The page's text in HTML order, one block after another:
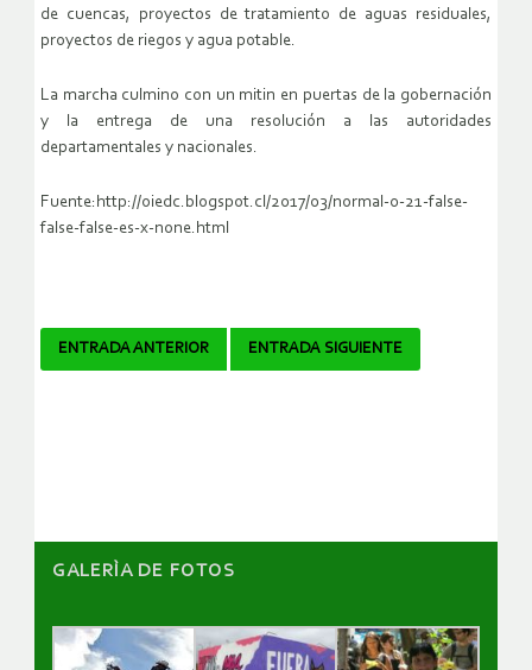
de cuencas, proyectos de tratamiento de aguas residuales,
proyectos de riegos y agua potable.
La marcha culmino con un mitin en puertas de la gobernación
y la entrega de una resolución a las autoridades
departamentales y nacionales.
Fuente:http://oiedc.blogspot.cl/2017/03/normal-0-21-false-
false-false-es-x-none.html
Navegador
ENTRADA ANTERIOR ENTRADA SIGUIENTE
GALERÌA DE FOTOS